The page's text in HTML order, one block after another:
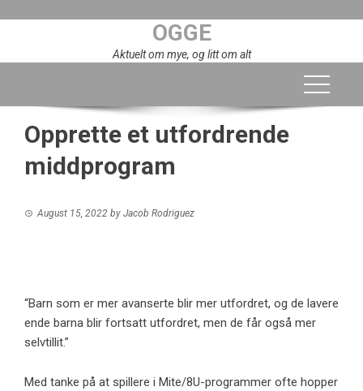
OGGE
Aktuelt om mye, og litt om alt
Opprette et utfordrende
middprogram
August 15, 2022 by Jacob Rodriguez
“Barn som er mer avanserte blir mer utfordret, og de lavere
ende barna blir fortsatt utfordret, men de får også mer
selvtillit.”
Med tanke på at spillere i Mite/8U-programmer ofte hopper